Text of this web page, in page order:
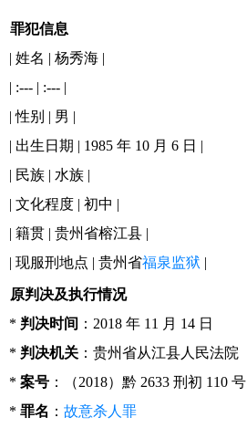
罪犯信息
| 姓名 | 杨秀海 |
| :--- | :--- |
| 性别 | 男 |
| 出生日期 | 1985 年 10 月 6 日 |
| 民族 | 水族 |
| 文化程度 | 初中 |
| 籍贯 | 贵州省榕江县 |
| 现服刑地点 | 贵州省福泉监狱 |
原判决及执行情况
* 判决时间 ：2018 年 11 月 14 日
* 判决机关 ：贵州省从江县人民法院
* 案号 ：（2018）黔 2633 刑初 110 号
* 罪名 ： 故意杀人罪